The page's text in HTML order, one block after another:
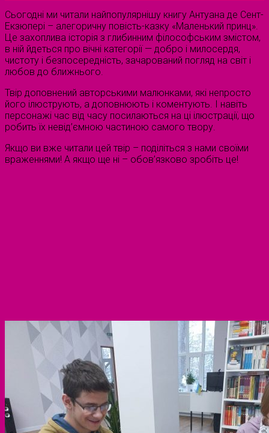
Сьогодні ми читали найпопулярнішу книгу Антуана де Сент-
Екзюпері – алегоричну повість-казку «Маленький принц».
Це захоплива історія з глибинним філософським змістом,
в ній йдеться про вічні категорії — добро і милосердя,
чистоту і безпосередність, зачарований погляд на світ і
любов до ближнього.
Твір доповнений авторськими малюнками, які непросто
його ілюструють, а доповнюють і коментують. І навіть
персонажі час від часу посилаються на ці ілюстрації, що
робить їх невід’ємною частиною самого твору.
Якщо ви вже читали цей твір – поділіться з нами своїми
враженнями! А якщо ще ні – обов’язково зробіть це!